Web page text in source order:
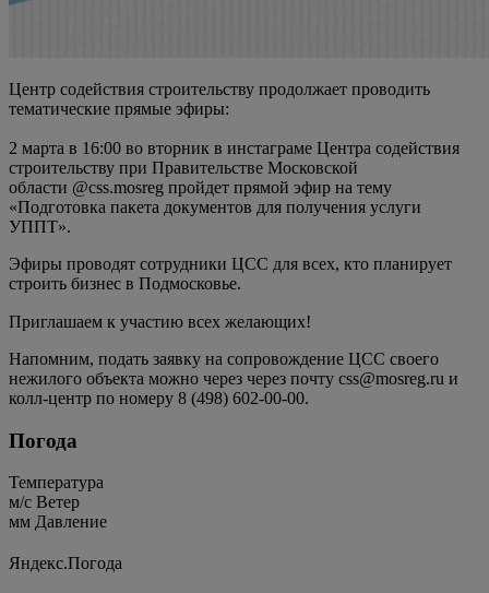
Центр содействия строительству продолжает проводить
тематические прямые эфиры:
2 марта в 16:00 во вторник в инстаграме Центра содействия
строительству при Правительстве Московской
области @css.mosreg пройдет прямой эфир на тему
«Подготовка пакета документов для получения услуги
УППТ».
Эфиры проводят сотрудники ЦCC для всех, кто планирует
строить бизнес в Подмосковье.
Приглашаем к участию всех желающих! ⠀
Напомним, подать заявку на сопровождение ЦСС своего
нежилого объекта можно через через почту css@mosreg.ru и
колл-центр по номеру 8 (498) 602-00-00.
Погода
Температура
м/c Ветер
мм Давление
Яндекс.Погода